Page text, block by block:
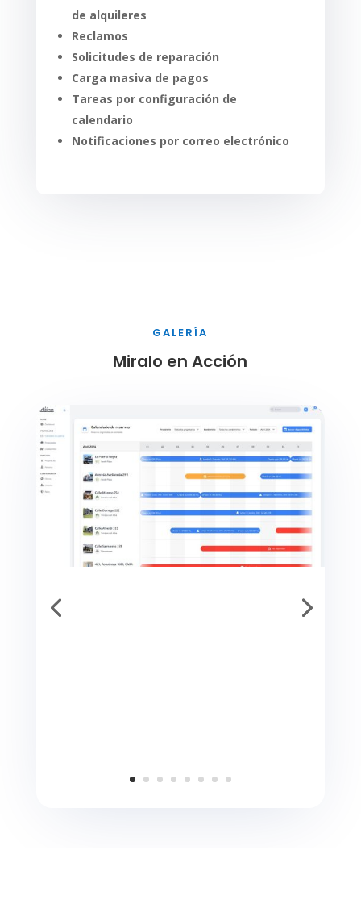
de alquileres
Reclamos
Solicitudes de reparación
Carga masiva de pagos
Tareas por configuración de
calendario
Notificaciones por correo electrónico
GALERÍA
Miralo en Acción